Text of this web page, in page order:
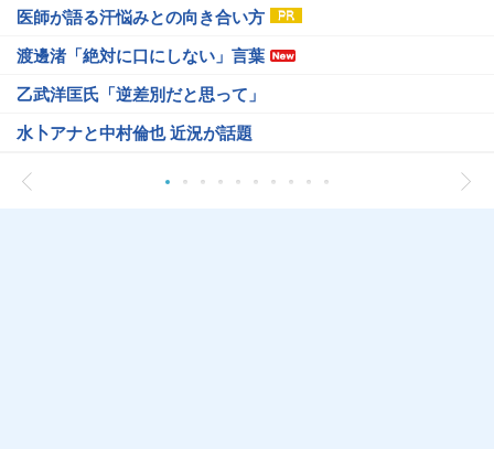
医師が語る汗悩みとの向き合い方
渡邊渚「絶対に口にしない」言葉
乙武洋匡氏「逆差別だと思って」
水卜アナと中村倫也 近況が話題